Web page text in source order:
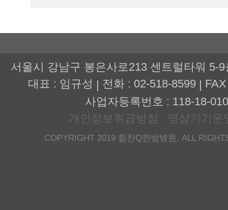
서울시 강남구 봉은사로213 센트럴타워 5-
대표 : 임규성 | 전화 : 02-518-8599 |
사업자등록번호 : 118-18-
개인정보취급방침
영상기기운
COPYRIGHT 2019 힘찬Q한방병원. ALL